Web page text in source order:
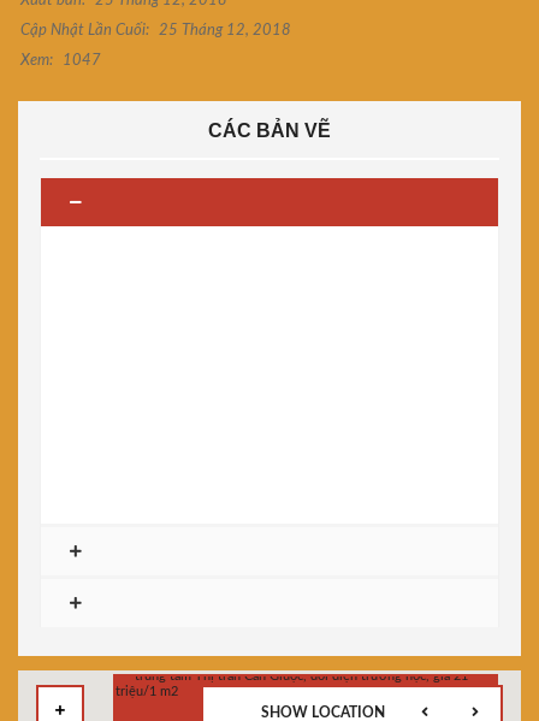
Cập Nhật Lần Cuối:
25 Tháng 12, 2018
Xem:
1047
CÁC BẢN VẼ
SHOW LOCATION